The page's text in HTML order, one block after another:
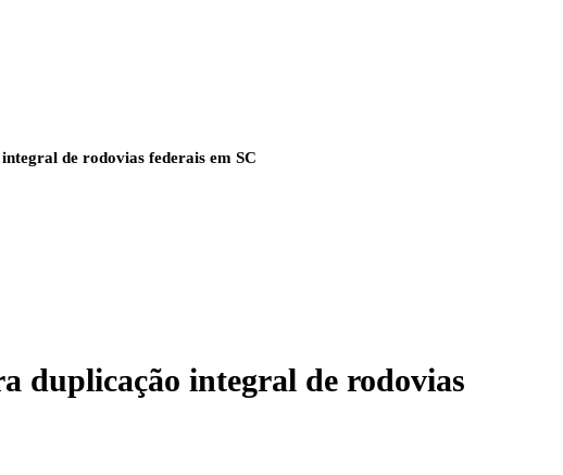
de rodovias federais em SC
duplicação integral de rodovias